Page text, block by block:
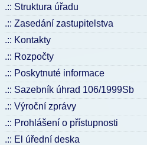
.:: Struktura úřadu
.:: Zasedání zastupitelstva
.:: Kontakty
.:: Rozpočty
.:: Poskytnuté informace
.:: Sazebník úhrad 106/1999Sb
.:: Výroční zprávy
.:: Prohlášení o přístupnosti
.:: El úřední deska